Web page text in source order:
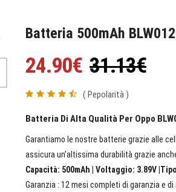
Batteria 500mAh
24.90€ 31.13€
( Pepolarità )
Batteria Di Alta Qualità Per Oppo
Garantiamo le nostre batterie grazie alle
assicura un’altissima durabilità grazie
Capacità: 500mAh | Voltaggio: 3.89V
Garanzia : 12 mesi completi di garanzia e